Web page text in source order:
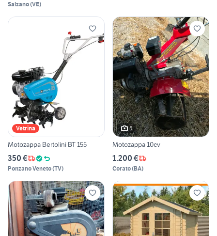
Salzano(VE)
Vetrina
Motozappa Bertolini BT 155
350 €
Ponzano Veneto(TV)
5
Motozappa 10cv
1.200 €
Corato(BA)